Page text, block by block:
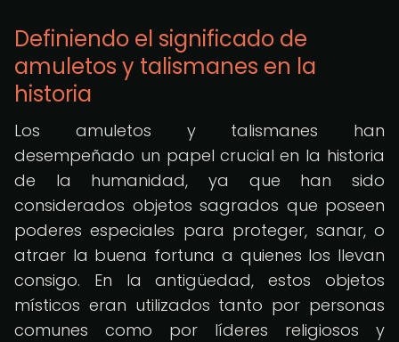
Definiendo el significado de
amuletos y talismanes en la
historia
Los amuletos y talismanes han
desempeñado un papel crucial en la historia
de la humanidad, ya que han sido
considerados objetos sagrados que poseen
poderes especiales para proteger, sanar, o
atraer la buena fortuna a quienes los llevan
consigo. En la antigüedad, estos objetos
místicos eran utilizados tanto por personas
comunes como por líderes religiosos y